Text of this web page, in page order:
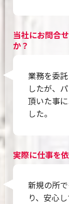
当社にお問合
か？
業務を委
したが、
頂いた事
した。
実際に仕事を
新規の所
り、安心